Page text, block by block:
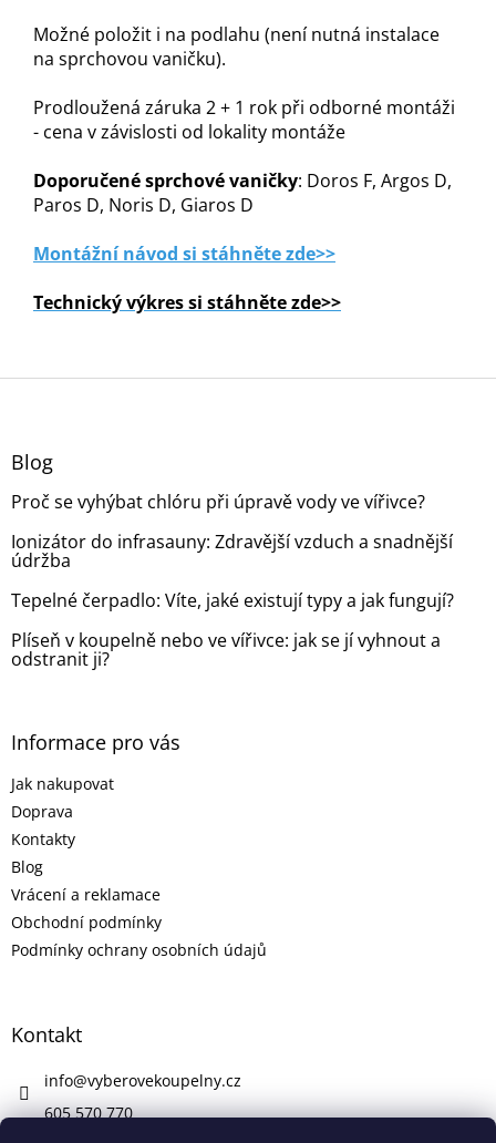
Možné položit i na podlahu (není nutná instalace
na sprchovou vaničku).
Prodloužená záruka 2 + 1 rok při odborné montáži
- cena v závislosti od lokality montáže
Doporučené sprchové vaničky: Doros F, Argos D,
Paros D, Noris D, Giaros D
Montážní návod si stáhněte zde>>
Technický výkres si stáhněte zde>>
Z
Blog
Proč se vyhýbat chlóru při úpravě vody ve vířivce?
Ionizátor do infrasauny: Zdravější vzduch a snadnější
údržba
Tepelné čerpadlo: Víte, jaké existují typy a jak fungují?
Plíseň v koupelně nebo ve vířivce: jak se jí vyhnout a
odstranit ji?
Informace pro vás
Jak nakupovat
Doprava
Kontakty
Blog
Vrácení a reklamace
Obchodní podmínky
Podmínky ochrany osobních údajů
Kontakt
info@vyberovekoupelny.cz
605 570 770